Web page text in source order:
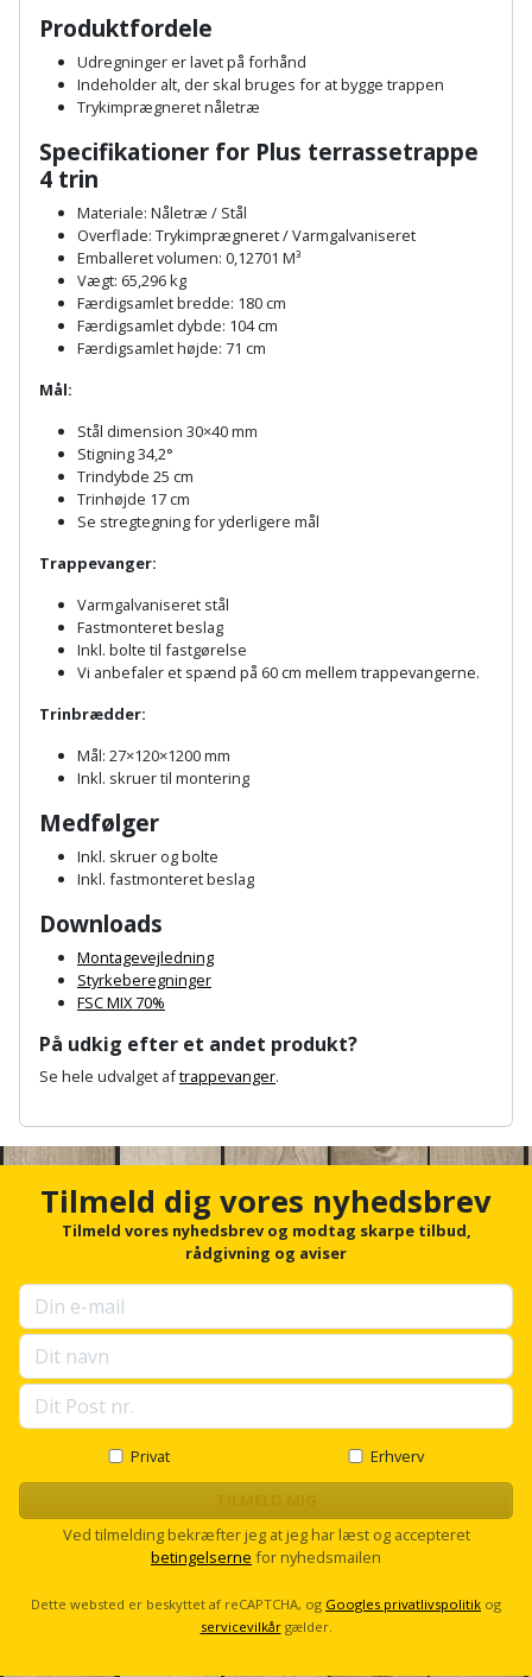
Radonsikring
Rumdeler
Sand
grus
Skruer,
bolte
møtrikker
Skunklem
Søm
Sternbeklædning
tagplader
Terrasseopklodsning
Tråd
byggeri
Træ
WinWin
Løfteudstyr
Målebånd
Markeringsværktøj
Mejsel
Murerværktøj
Nedstryger
Nøgleværktøj
Økse
Oliekande
Polsøger
Profilsaks
Reb
snor
Renseservietter
Sækkelukker
Saks
Sav
Savbuk
Skraber
Skruestik
Skruetrækker
Skruetvinge
Slibeartikler
Smøring
Føringsskinne
Forlængerledning
Fugepistol
Fugtmåler
Gipsskruemaskine
Girafsliber
Girafsliber
tilbehør
Høvl
Kantfræser
Kantlimer
Kantlimertilbehør
Kap-
geringssav
Kerneboremaskine
Klammepistol
Klippeværktøj
Kombokit
Lader
Ligesliber
Limpistol
Linjelaser
Loddekolbe
Luftværktøj
Malersprøjte
Mejselhammer
Gummibåd
kajak
Havemøbler
Havepleje
Haveredskaber
Haveslange
tilbehør
Havetilbehør
Hegn
Højtaler
Hylder
Jagt
fritid
Jul
Klæbesøm
Køkkenudstyr
Leg
Lommelygte
Merchandise
Mobiltilbehør
Pavillon
Personlig
pleje
Plantekasser
Postkasse
Postkassestander
Prepping
Produktfordele
Udregninger er lavet på forhånd
Indeholder alt, der skal bruges for at bygge trappen
Trykimprægneret nåletræ
Specifikationer for Plus terrassetrappe
4 trin
Materiale: Nåletræ / Stål
Overflade: Trykimprægneret / Varmgalvaniseret
Emballeret volumen: 0,12701 M³
Vægt: 65,296 kg
Færdigsamlet bredde: 180 cm
Færdigsamlet dybde: 104 cm
Færdigsamlet højde: 71 cm
Mål:
Stål dimension 30×40 mm
Stigning 34,2°
Trindybde 25 cm
Trinhøjde 17 cm
Se stregtegning for yderligere mål
Trappevanger:
Varmgalvaniseret stål
Fastmonteret beslag
Inkl. bolte til fastgørelse
Vi anbefaler et spænd på 60 cm mellem trappevangerne.
Trinbrædder:
Mål: 27×120×1200 mm
Inkl. skruer til montering
Medfølger
Inkl. skruer og bolte
Inkl. fastmonteret beslag
Downloads
Montagevejledning
Styrkeberegninger
FSC MIX 70%
På udkig efter et andet produkt?
Se hele udvalget aftrappevanger.
c
r
u
p
s
e
l
l
o
Tilmeld dig vores nyhedsbrev
Tilmeld vores nyhedsbrev og modtag skarpe tilbud,
rådgivning og aviser
Privat Erhverv
Ved tilmelding bekræfter jeg at jeg har læst og accepteret
betingelserne for nyhedsmailen
Dette websted er beskyttet af reCAPTCHA, og Googles privatlivspolitik og
servicevilkårgælder.